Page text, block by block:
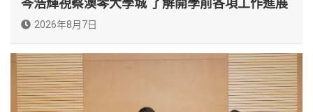
岑浩輝視察澳琴大學城 了解開學前各項工作進展
2026年8月7日